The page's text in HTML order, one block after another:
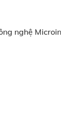
nghệ